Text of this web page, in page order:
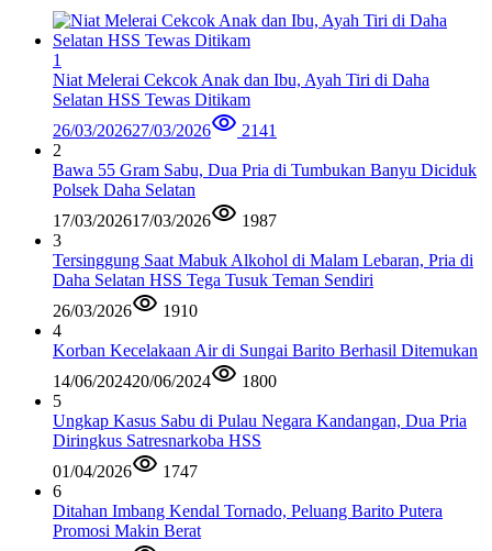
1
Niat Melerai Cekcok Anak dan Ibu, Ayah Tiri di Daha
Selatan HSS Tewas Ditikam
26/03/202627/03/2026
2141
2
Bawa 55 Gram Sabu, Dua Pria di Tumbukan Banyu Diciduk
Polsek Daha Selatan
17/03/202617/03/2026
1987
3
Tersinggung Saat Mabuk Alkohol di Malam Lebaran, Pria di
Daha Selatan HSS Tega Tusuk Teman Sendiri
26/03/2026
1910
4
Korban Kecelakaan Air di Sungai Barito Berhasil Ditemukan
14/06/202420/06/2024
1800
5
Ungkap Kasus Sabu di Pulau Negara Kandangan, Dua Pria
Diringkus Satresnarkoba HSS
01/04/2026
1747
6
Ditahan Imbang Kendal Tornado, Peluang Barito Putera
Promosi Makin Berat